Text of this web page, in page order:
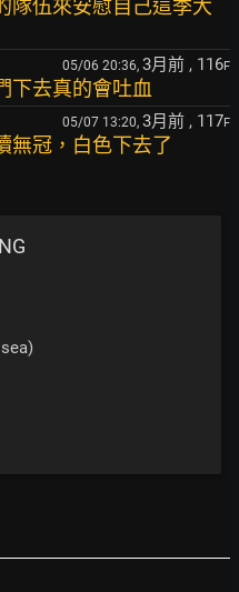
隊伍來安慰自己這季大
05/06 20:36, 3月前 , 116F
下去真的會吐血
05/07 13:20, 3月前 , 117F
無冠，白色下去了